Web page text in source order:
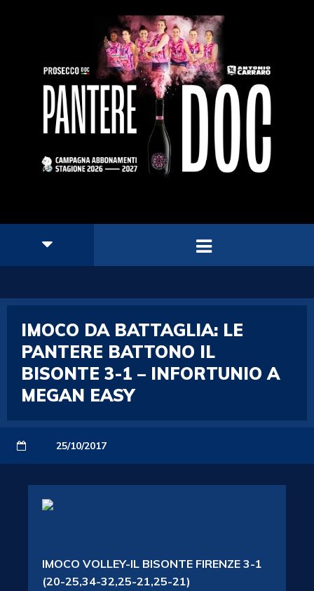
IMOCO DA BATTAGLIA: LE
PANTERE BATTONO IL
BISONTE 3-1 – INFORTUNIO A
MEGAN EASY
25/10/2017
IMOCO VOLLEY-IL BISONTE FIRENZE 3-1
(20-25,34-32,25-21,25-21)